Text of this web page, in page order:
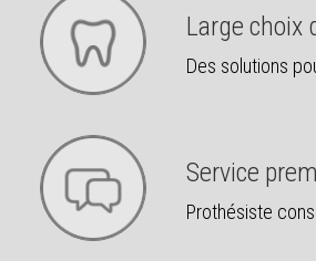
Large choix
Des solutions
Service
Prothésiste